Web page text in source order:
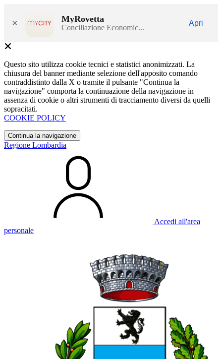
× MyRovetta
Conciliazione Economic...
Apri
Questo sito utilizza cookie tecnici e statistici anonimizzati. La
chiusura del banner mediante selezione dell'apposito comando
contraddistinto dalla X o tramite il pulsante "Continua la
navigazione" comporta la continuazione della navigazione in
assenza di cookie o altri strumenti di tracciamento diversi da quelli
sopracitati.
COOKIE POLICY
Continua la navigazione
Regione Lombardia
Accedi all'area
personale